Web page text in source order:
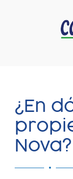
¿En
Nova?